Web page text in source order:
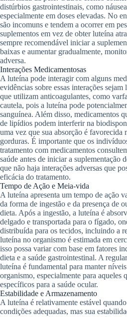
distúrbios gastrointestinais, como
especialmente em doses elevadas. No
são incomuns e tendem a ocorrer em
suplementos em vez de obter luteína
sempre recomendável iniciar a
baixas e aumentar gradualmente,
adversa.
Interações Medicamentosas
A luteína pode interagir com alguns
evidências sobre essas interações sejam
que utilizam anticoagulantes, como
cautela, pois a luteína pode
sanguínea. Além disso, medicamentos
de lipídios podem interferir na
uma vez que sua absorção é favorecida
gorduras. É importante que os
tratamento com medicamentos
saúde antes de iniciar a suplementação
que não haja interações adversas que
eficácia do tratamento.
Tempo de Ação e Meia-vida
A luteína apresenta um tempo de ação
da forma de ingestão e da presença de
dieta. Após a ingestão, a luteína é
delgado e transportada para o fígado,
distribuída para os tecidos, incluindo a
luteína no organismo é estimada em
isso possa variar com base em fatores
dieta e a saúde gastrointestinal. A
luteína é fundamental para manter
organismo, especialmente para aqueles
específicos para a saúde ocular.
Estabilidade e Armazenamento
A luteína é relativamente estável
condições adequadas, mas sua